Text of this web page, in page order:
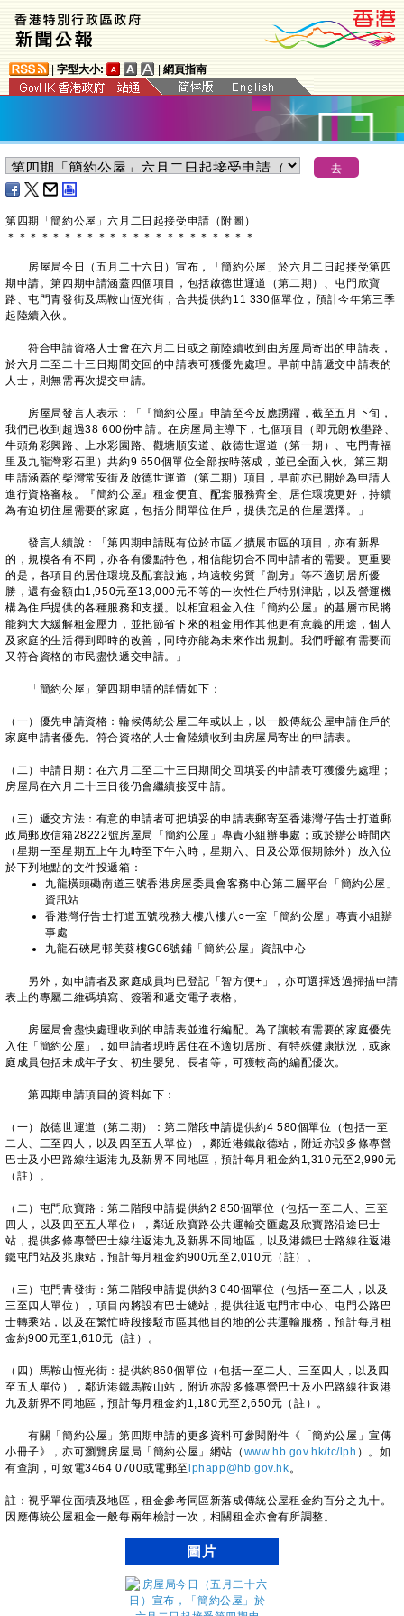
字型大小: 網頁指南
第四期「簡約公屋」六月二日起接受申請（附圖）
＊ ＊ ＊ ＊ ＊ ＊ ＊ ＊ ＊ ＊ ＊ ＊ ＊ ＊ ＊ ＊ ＊ ＊ ＊ ＊ ＊ ＊
房屋局今日（五月二十六日）宣布，「簡約公屋」於六月二日起接受第四
期申請。第四期申請涵蓋四個項目，包括啟德世運道（第二期）、屯門欣寶
路、屯門青發街及馬鞍山恆光街，合共提供約11 330個單位，預計今年第三季
起陸續入伙。
符合申請資格人士會在六月二日或之前陸續收到由房屋局寄出的申請表，
於六月二至二十三日期間交回的申請表可獲優先處理。早前申請遞交申請表的
人士，則無需再次提交申請。
房屋局發言人表示：「『簡約公屋』申請至今反應踴躍，截至五月下旬，
我們已收到超過38 600份申請。在房屋局主導下，七個項目（即元朗攸壆路、
牛頭角彩興路、上水彩園路、觀塘順安道、啟德世運道（第一期）、屯門青福
里及九龍灣彩石里）共約9 650個單位全部按時落成，並已全面入伙。第三期
申請涵蓋的柴灣常安街及啟德世運道（第二期）項目，早前亦已開始為申請人
進行資格審核。『簡約公屋』租金便宜、配套服務齊全、居住環境更好，持續
為有迫切住屋需要的家庭，包括分間單位住戶，提供充足的住屋選擇。」
發言人續說：「第四期申請既有位於市區／擴展市區的項目，亦有新界
的，規模各有不同，亦各有優點特色，相信能切合不同申請者的需要。更重要
的是，各項目的居住環境及配套設施，均遠較劣質『劏房』等不適切居所優
勝，還有金額由1,950元至13,000元不等的一次性住戶特別津貼，以及營運機
構為住戶提供的各種服務和支援。以相宜租金入住『簡約公屋』的基層市民將
能夠大大緩解租金壓力，並把節省下來的租金用作其他更有意義的用途，個人
及家庭的生活得到即時的改善，同時亦能為未來作出規劃。我們呼籲有需要而
又符合資格的市民盡快遞交申請。」
「簡約公屋」第四期申請的詳情如下：
（一）優先申請資格：輪候傳統公屋三年或以上，以一般傳統公屋申請住戶的
家庭申請者優先。符合資格的人士會陸續收到由房屋局寄出的申請表。
（二）申請日期：在六月二至二十三日期間交回填妥的申請表可獲優先處理；
房屋局在六月二十三日後仍會繼續接受申請。
（三）遞交方法：有意的申請者可把填妥的申請表郵寄至香港灣仔告士打道郵
政局郵政信箱28222號房屋局「簡約公屋」專責小組辦事處；或於辦公時間內
（星期一至星期五上午九時至下午六時，星期六、日及公眾假期除外）放入位
於下列地點的文件投遞箱：
九龍橫頭磡南道三號香港房屋委員會客務中心第二層平台「簡約公屋」
資訊站
香港灣仔告士打道五號稅務大樓八樓八○一室「簡約公屋」專責小組辦
事處
九龍石硤尾邨美葵樓G06號鋪「簡約公屋」資訊中心
另外，如申請者及家庭成員均已登記「智方便+」，亦可選擇透過掃描申請
表上的專屬二維碼填寫、簽署和遞交電子表格。
房屋局會盡快處理收到的申請表並進行編配。為了讓較有需要的家庭優先
入住「簡約公屋」，如申請者現時居住在不適切居所、有特殊健康狀況，或家
庭成員包括未成年子女、初生嬰兒、長者等，可獲較高的編配優次。
第四期申請項目的資料如下：
（一）啟德世運道（第二期）：第二階段申請提供約4 580個單位（包括一至
二人、三至四人，以及四至五人單位），鄰近港鐵啟德站，附近亦設多條專營
巴士及小巴路線往返港九及新界不同地區，預計每月租金約1,310元至2,990元
（註）。
（二）屯門欣寶路：第二階段申請提供約2 850個單位（包括一至二人、三至
四人，以及四至五人單位），鄰近欣寶路公共運輸交匯處及欣寶路沿途巴士
站，提供多條專營巴士線往返港九及新界不同地區，以及港鐵巴士路線往返港
鐵屯門站及兆康站，預計每月租金約900元至2,010元（註）。
（三）屯門青發街：第二階段申請提供約3 040個單位（包括一至二人，以及
三至四人單位），項目內將設有巴士總站，提供往返屯門市中心、屯門公路巴
士轉乘站，以及在繁忙時段接駁市區其他目的地的公共運輸服務，預計每月租
金約900元至1,610元（註）。
（四）馬鞍山恆光街：提供約860個單位（包括一至二人、三至四人，以及四
至五人單位），鄰近港鐵馬鞍山站，附近亦設多條專營巴士及小巴路線往返港
九及新界不同地區，預計每月租金約1,180元至2,650元（註）。
有關「簡約公屋」第四期申請的更多資料可參閱附件《「簡約公屋」宣傳
小冊子》，亦可瀏覽房屋局「簡約公屋」網站（ www.hb.gov.hk/tc/lph ）。如
有查詢，可致電3464 0700或電郵至 lphapp@hb.gov.hk。
註：視乎單位面積及地區，租金參考同區新落成傳統公屋租金約百分之九十。
因應傳統公屋租金一般每兩年檢討一次，相關租金亦會有所調整。
圖片